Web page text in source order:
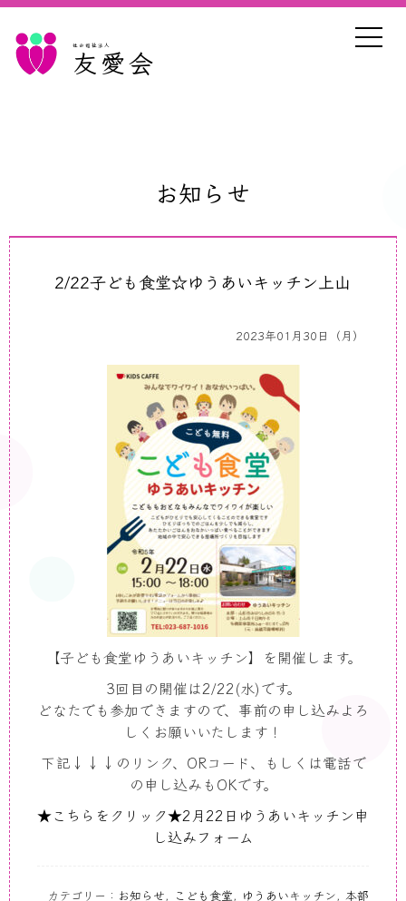
社会福祉法人
友愛会
お知らせ
2/22子ども食堂☆ゆうあいキッチン上山
2023年01月30日（月）
【子ども食堂ゆうあいキッチン】を開催します。
3回目の開催は2/22(水)です。
どなたでも参加できますので、事前の申し込みよろ
しくお願いいたします！
下記↓↓↓ のリンク、ORコード、もしくは電話で
の申し込みもOKです。
★こちらをクリック★2月22日ゆうあいキッチン申
し込みフォーム
カテゴリー： お知らせ, こども食堂, ゆうあいキッチン, 本部